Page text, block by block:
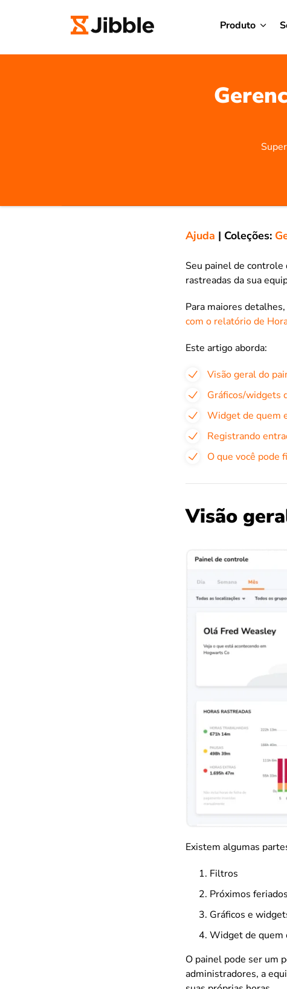
Produto
Ajuda | Coleções:
Seu painel de controle
rastreadas da sua
Para maiores
com o relatório de
Este artigo aborda:
Visão geral do
Gráficos/widgets
Widget de quem
Registrando
O que você pode
Visão
Existem algumas
Filtros
Próximos feriados
Gráficos e
Widget de quem
O painel pode ser um
administradores, a